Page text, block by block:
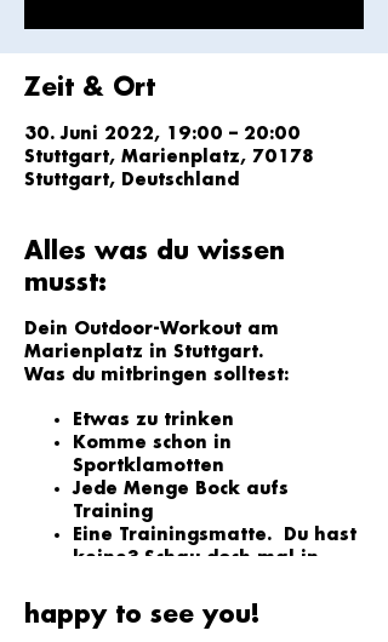
Zeit & Ort
30. Juni 2022, 19:00 – 20:00
Stuttgart, Marienplatz, 70178
Stuttgart, Deutschland
Alles was du wissen
musst:
Dein Outdoor-Workout am
Marienplatz in Stuttgart.
Was du mitbringen solltest:
Etwas zu trinken
Komme schon in
Sportklamotten
Jede Menge Bock aufs
Training
Eine Trainingsmatte. Du hast
keine? Schau doch mal in
https://www.morningworkou
t.de/shirts-and-more
happy to see you!